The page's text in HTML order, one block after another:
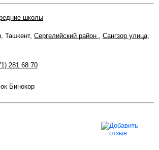
школы
Ташкент, Сергелийский район , Сангзор улица,
281 68 70
Бинокор